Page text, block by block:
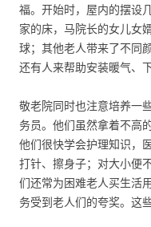
福。开始时，屋内的摆设
家的床，马院长的女儿女
球；其他老人带来了不同
还有人来帮助安装暖气、
敬老院同时也注意培养一
务员。他们虽然拿着不高
他们很快学会护理知识，
打针、擦身子；对大小便
们还常为困难老人买生活
务受到老人们的夸奖。这